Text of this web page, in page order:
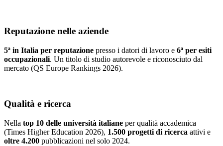
Reputazione nelle aziende
5ª in Italia per reputazione presso i datori di lavoro e 6ª per esiti
occupazionali. Un titolo di studio autorevole e riconosciuto dal
mercato (QS Europe Rankings 2026).
Qualità e ricerca
Nella top 10 delle università italiane per qualità accademica
(Times Higher Education 2026), 1.500 progetti di ricerca attivi e
oltre 4.200 pubblicazioni nel solo 2024.